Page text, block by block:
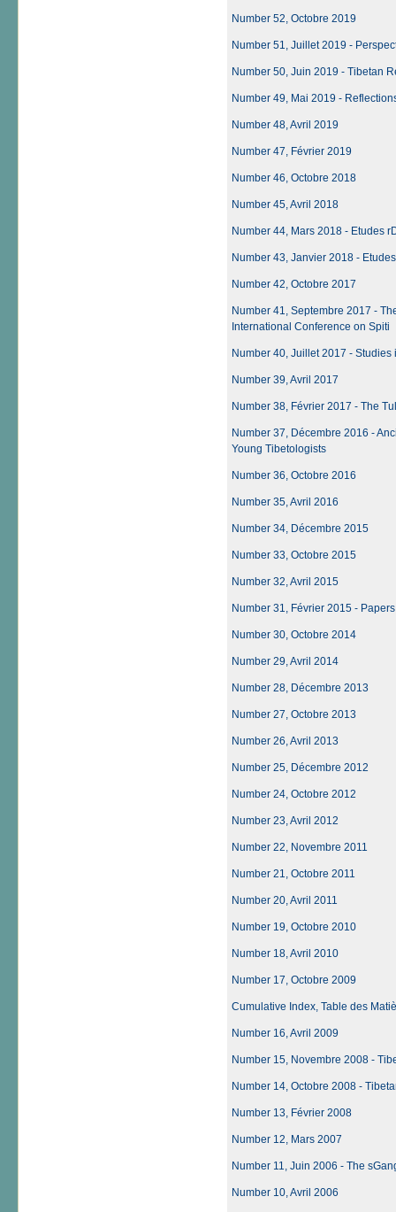
Number 52, Octobre 2019
Number 51, Juillet 2019 -
Number 50, Juin 2019 - Tibetan
Number 49, Mai 2019 -
Number 48, Avril 2019
Number 47, Février 2019
Number 46, Octobre 2018
Number 45, Avril 2018
Number 44, Mars 2018 - Etudes
Number 43, Janvier 2018 -
Number 42, Octobre 2017
Number 41, Septembre 2017 -
International Conference on Spiti
Number 40, Juillet 2017 -
Number 39, Avril 2017
Number 38, Février 2017 - The
Number 37, Décembre 2016 -
Young Tibetologists
Number 36, Octobre 2016
Number 35, Avril 2016
Number 34, Décembre 2015
Number 33, Octobre 2015
Number 32, Avril 2015
Number 31, Février 2015 -
Number 30, Octobre 2014
Number 29, Avril 2014
Number 28, Décembre 2013
Number 27, Octobre 2013
Number 26, Avril 2013
Number 25, Décembre 2012
Number 24, Octobre 2012
Number 23, Avril 2012
Number 22, Novembre 2011
Number 21, Octobre 2011
Number 20, Avril 2011
Number 19, Octobre 2010
Number 18, Avril 2010
Number 17, Octobre 2009
Cumulative Index, Table des
Number 16, Avril 2009
Number 15, Novembre 2008 -
Number 14, Octobre 2008 -
Number 13, Février 2008
Number 12, Mars 2007
Number 11, Juin 2006 - The
Number 10, Avril 2006